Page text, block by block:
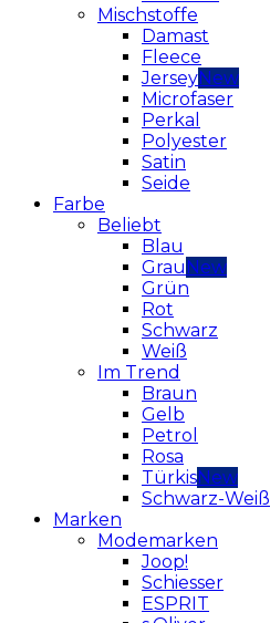
Mischstoffe
Damast
Fleece
Jersey
Microfaser
Perkal
Polyester
Satin
Seide
Farbe
Beliebt
Blau
Grau
Grün
Rot
Schwarz
Weiß
Im Trend
Braun
Gelb
Petrol
Rosa
Türkis
Schwarz-Weiß
Marken
Modemarken
Joop!
Schiesser
ESPRIT